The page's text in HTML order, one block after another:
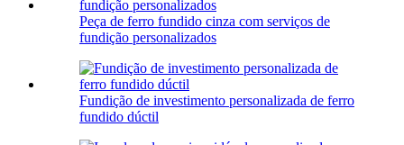
Peça de ferro fundido cinza com serviços de
fundição personalizados
Fundição de investimento personalizada de ferro
fundido dúctil